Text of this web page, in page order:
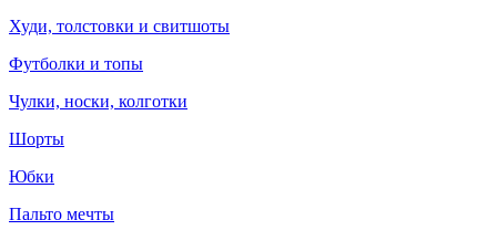
Худи, толстовки и свитшоты
Футболки и топы
Чулки, носки, колготки
Шорты
Юбки
Пальто мечты